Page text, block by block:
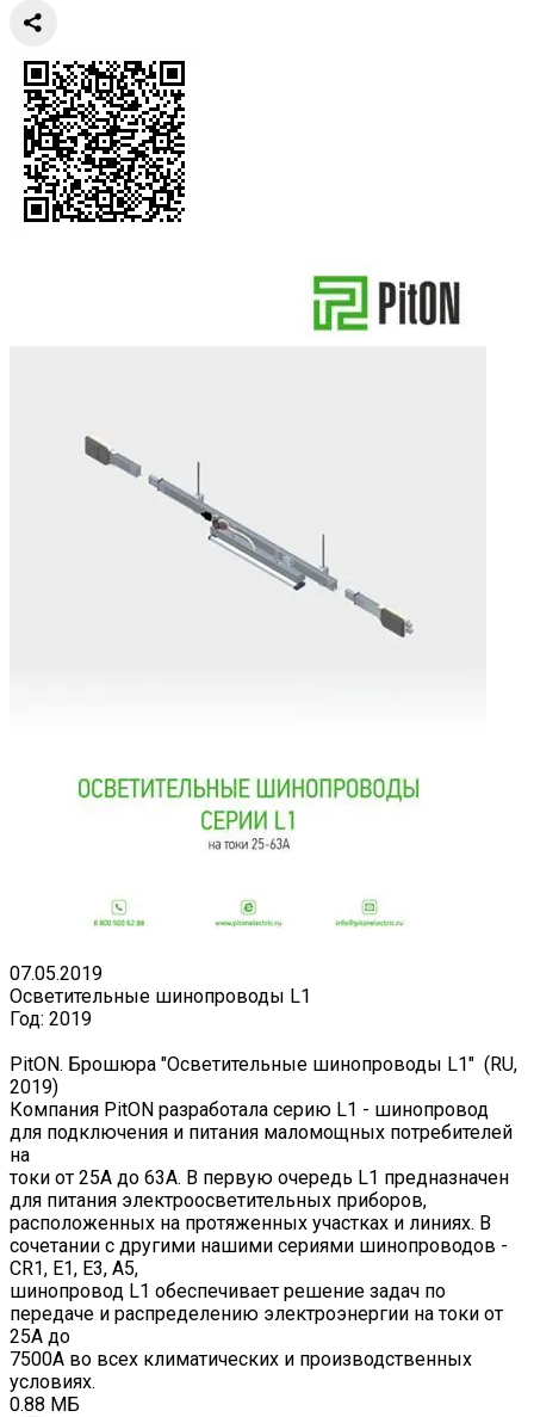
07.05.2019
Осветительные шинопроводы L1
Год: 2019
PitON. Брошюра "Осветительные шинопроводы L1" (RU,
2019)
Компания PitON разработала серию L1 - шинопровод
для подключения и питания маломощных потребителей
на
токи от 25А до 63А. В первую очередь L1 предназначен
для питания электроосветительных приборов,
расположенных на протяженных участках и линиях. В
сочетании с другими нашими сериями шинопроводов -
CR1, E1, E3, A5,
шинопровод L1 обеспечивает решение задач по
передаче и распределению электроэнергии на токи от
25А до
7500А во всех климатических и производственных
условиях.
0.88 МБ